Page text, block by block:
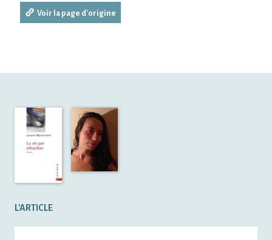
Voir la page d'origine
L'ARTICLE